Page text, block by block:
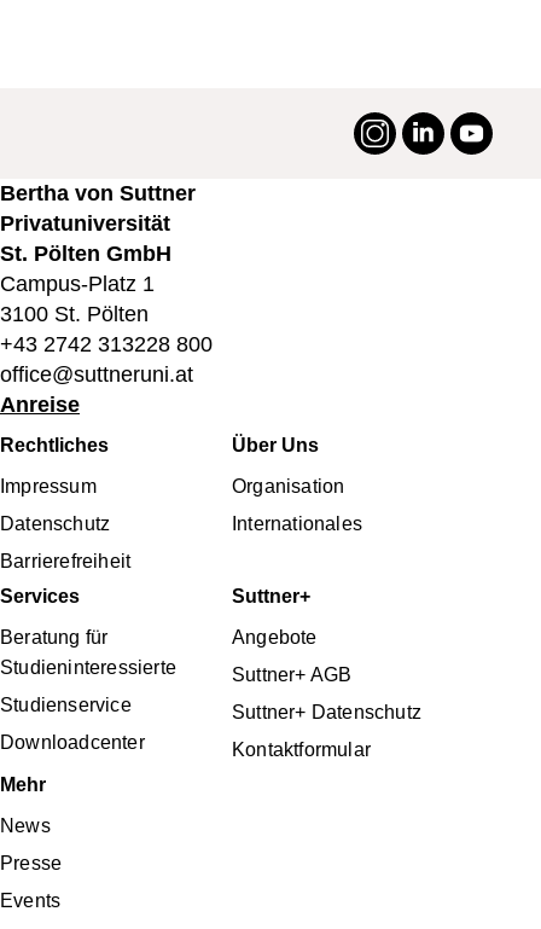
#suttneruni
Instagram
LinkedIn
Bertha von Suttner
Privatuniversität
St. Pölten GmbH
Campus-Platz 1
3100 St. Pölten
+43 2742 313228 800
office@suttneruni.at
Anreise
Fußbereichsmenü
Rechtliches
Impressum
Datenschutz
Barrierefreiheit
Über Uns
Organisation
Internationales
Services
Beratung für
Studieninteressierte
Studienservice
Downloadcenter
Suttner+
Angebote
Suttner+ AGB
Suttner+ Datenschutz
Kontaktformular
Mehr
News
Presse
Events